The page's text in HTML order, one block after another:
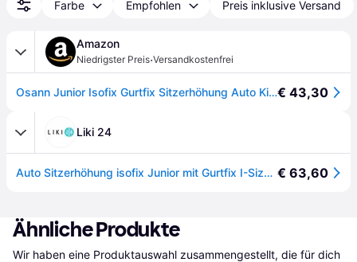
Farbe Empfohlen Preis inklusive Versand
Amazon
Niedrigster Preis·Versandkostenfrei
Osann Junior Isofix Gurtfix Sitzerhöhung Auto Kinder, Kindersitz mit Isofix€ 43,30
Liki 24
Auto Sitzerhöhung isofix Junior mit Gurtfix I-Size, GR.2/3, Pixel Schwarz, Osann € 63,60
Ähnliche Produkte
Wir haben eine Produktauswahl zusammengestellt, die für dich